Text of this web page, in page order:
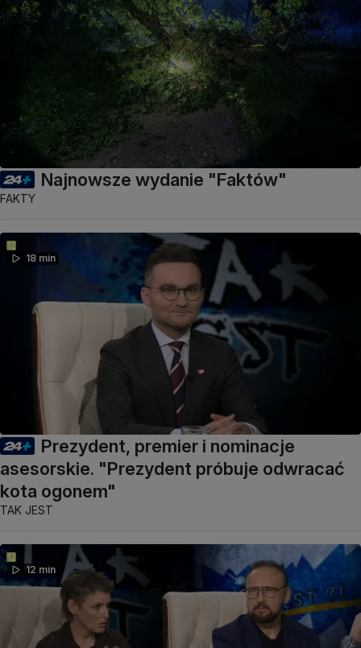
Najnowsze wydanie "Faktów"
FAKTY
18 min
Prezydent, premier i nominacje
asesorskie. "Prezydent próbuje odwracać
kota ogonem"
TAK JEST
12 min